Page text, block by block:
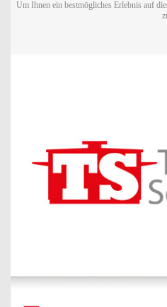
Um Ihnen ein bestmögliches Erlebnis auf